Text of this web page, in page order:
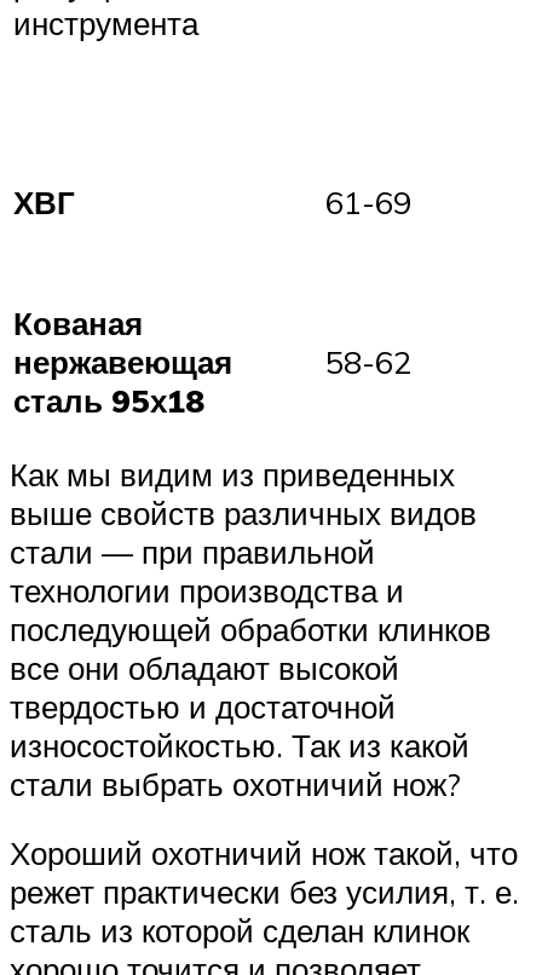
инструмента
ХВГ 61-69
Кованая
нержавеющая
сталь 95х18
58-62
Как мы видим из приведенных
выше свойств различных видов
стали — при правильной
технологии производства и
последующей обработки клинков
все они обладают высокой
твердостью и достаточной
износостойкостью. Так из какой
стали выбрать охотничий нож?
Хороший охотничий нож такой, что
режет практически без усилия, т. е.
сталь из которой сделан клинок